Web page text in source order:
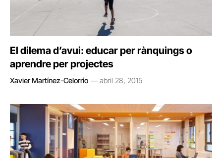
El dilema d’avui: educar per rànquings o
aprendre per projectes
Xavier Martínez-Celorrio abril 28, 2015